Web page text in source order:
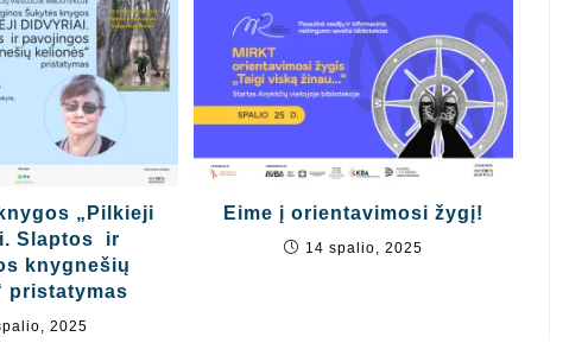
„Pilkieji
Slaptos ir
knygnešių
pristatymas
2025
Eime į orientavimosi žygį!
14 spalio, 2025